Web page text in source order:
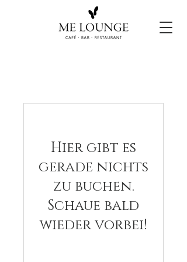
Hier gibt es
gerade nichts
zu buchen.
Schaue bald
wieder vorbei!